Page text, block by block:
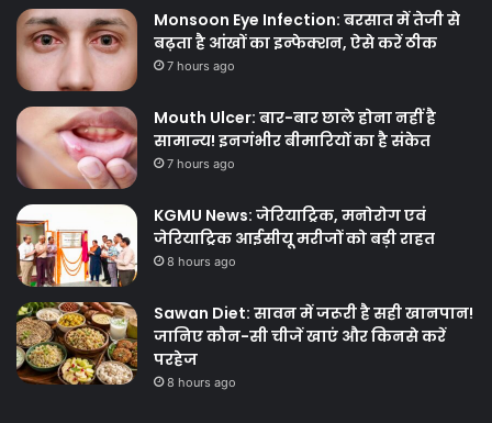
Monsoon Eye Infection: बरसात में तेजी से
बढ़ता है आंखों का इन्फेक्शन, ऐसे करें ठीक
7 hours ago
Mouth Ulcer: बार-बार छाले होना नहीं है
सामान्य! इनगंभीर बीमारियों का है संकेत
7 hours ago
KGMU News: जेरियाट्रिक, मनोरोग एवं
जेरियाट्रिक आईसीयू मरीजों को बड़ी राहत
8 hours ago
Sawan Diet: सावन में जरूरी है सही खानपान!
जानिए कौन-सी चीजें खाएं और किनसे करें
परहेज
8 hours ago